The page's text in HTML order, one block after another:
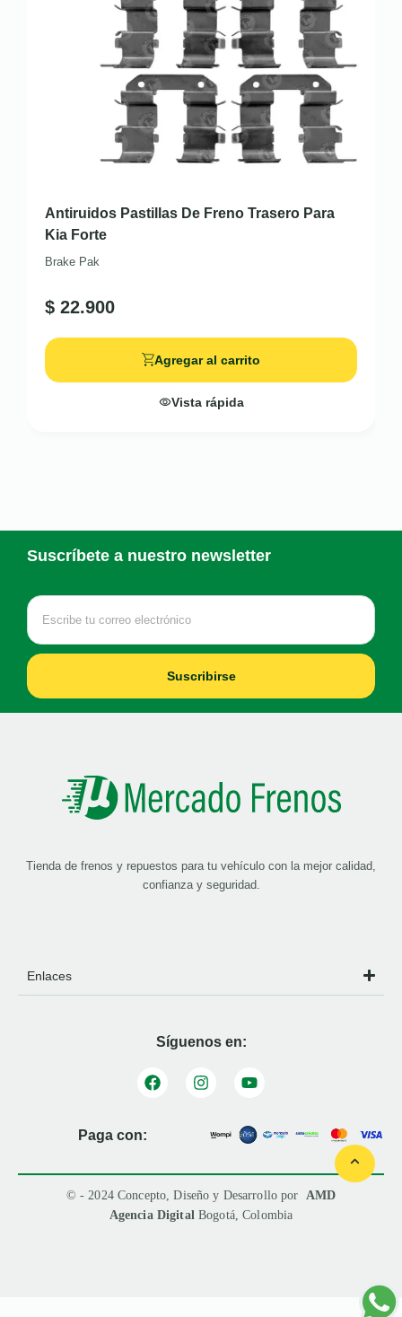
Antiruidos Pastillas De Freno Trasero Para
Kia Forte
Brake Pak
$ 22.900
Agregar al carrito
Vista rápida
Suscríbete a nuestro newsletter
Suscribirse
Tienda de frenos y repuestos para tu vehículo con la mejor calidad,
confianza y seguridad.
Enlaces
Síguenos en:
Paga con:
© - 2024 Concepto, Diseño y Desarrollo por AMD
Agencia Digital Bogotá, Colombia